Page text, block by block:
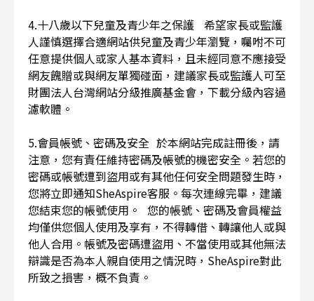
4.十八歲以下兒童及青少年之保護 希望家長或監護
人謹慎選擇合適網站供兒童及青少年瀏覽，囑咐不可
任意提供個人或家人基本資料，且未經同意不應接受
網友餽贈或與網友單獨碰面，建議家長或監護人可至
財團法人台灣網站分級推廣基金會，下載分級內容過
濾軟體。
5.會員帳號、密碼及安全 於本網站完成註冊後，請
注意，您有責任維持密碼及帳號的機密安全。若您的
密碼或帳號遭到盜用或有其他任何安全問題發生時，
您將立即通知SheAspire客服。每次連線完畢，建議
您結束您的帳號使用。 您的帳號、密碼及會員權益
均僅供您個人使用及享有，不得轉借、轉讓他人或與
他人合用。帳號及密碼遭盜用、不當使用或其他無法
辯識是否為本人親自使用之情況時，SheAspire對此
所致之損害，概不負責。